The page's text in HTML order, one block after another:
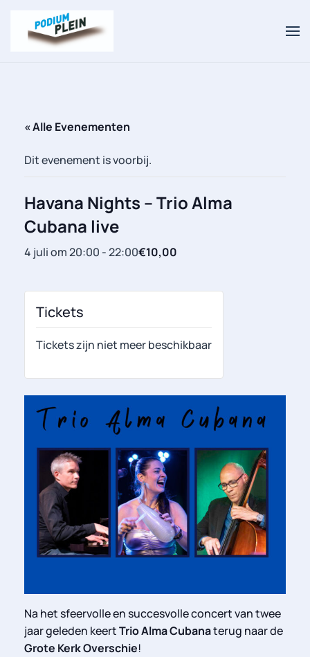
Overslaan en naar de inhoud gaan
« Alle Evenementen
Dit evenement is voorbij.
Havana Nights – Trio Alma
Cubana live
4 juli om 20:00 -22:00€10,00
Tickets
Tickets zijn niet meer beschikbaar
Na het sfeervolle en succesvolle concert van twee
jaar geleden keertTrio Alma Cubanaterug naar de
Grote Kerk Overschie!